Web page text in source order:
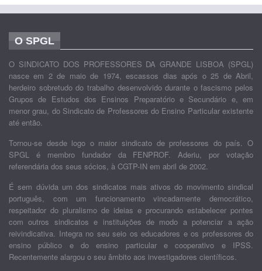
O SPGL
O SINDICATO DOS PROFESSORES DA GRANDE LISBOA (SPGL)
nasce em 2 de maio de 1974, escassos dias após o 25 de Abril,
herdeiro sobretudo do trabalho desenvolvido durante o fascismo pelos
Grupos de Estudos dos Ensinos Preparatório e Secundário e, em
menor grau, do Sindicato de Professores do Ensino Particular existente
até então.
Tornou-se desde logo o maior sindicato de professores do país. O
SPGL é membro fundador da FENPROF. Aderiu, por votação
referendária dos seus sócios, à CGTP-IN em abril de 2002.
É sem dúvida um dos sindicatos mais ativos do movimento sindical
português, com um funcionamento vincadamente democrático,
respeitador do pluralismo de ideias e procurando estabelecer pontes
com outros sindicatos e instituições de modo a potenciar a ação
reivindicativa. Integra no seu seio os educadores e os professores do
ensino público e do ensino particular e cooperativo e IPSS.
Recentemente alargou o seu âmbito aos investigadores científicos.